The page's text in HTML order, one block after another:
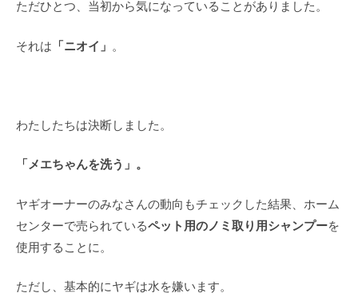
ただひとつ、当初から気になっていることがありました。
それは 「ニオイ」 。
わたしたちは決断しました。
「メエちゃんを洗う」。
ヤギオーナーのみなさんの動向もチェックした結果、ホーム
センターで売られているペット用のノミ取り用シャンプーを
使用することに。
ただし、基本的にヤギは水を嫌います。